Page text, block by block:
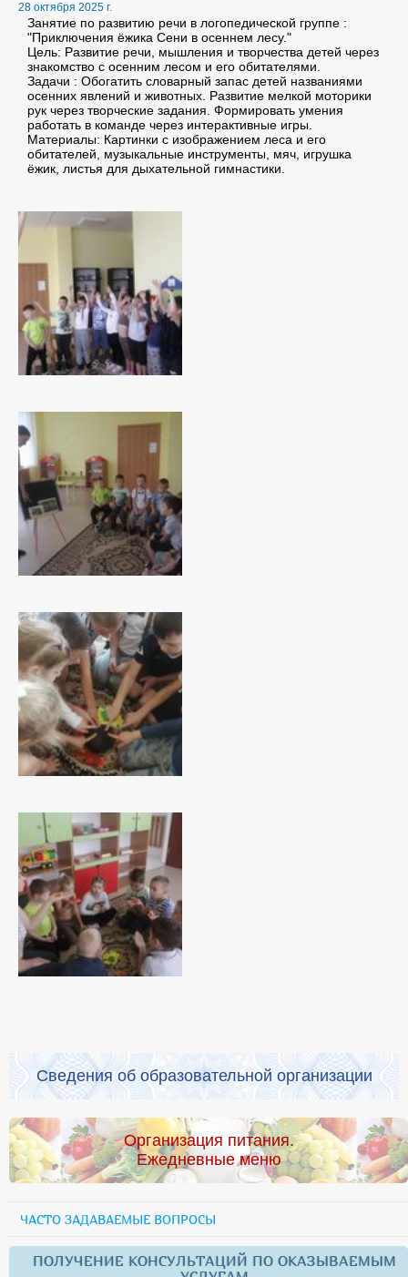
28 октября 2025 г.
Занятие по развитию речи в логопедической группе :
"Приключения ёжика Сени в осеннем лесу."
Цель: Развитие речи, мышления и творчества детей через
знакомство с осенним лесом и его обитателями.
Задачи : Обогатить словарный запас детей названиями
осенних явлений и животных. Развитие мелкой моторики
рук через творческие задания. Формировать умения
работать в команде через интерактивные игры.
Материалы: Картинки с изображением леса и его
обитателей, музыкальные инструменты, мяч, игрушка
ёжик, листья для дыхательной гимнастики.
Сведения об образовательной организации
Организация питания.
Ежедневные меню
ЧАСТО ЗАДАВАЕМЫЕ ВОПРОСЫ
ПОЛУЧЕНИЕ КОНСУЛЬТАЦИЙ ПО ОКАЗЫВАЕМЫМ